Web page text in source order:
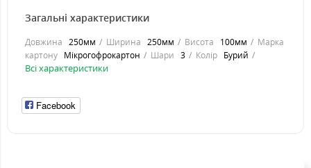
Загальні характеристики
Довжина 250мм Ширина 250мм Висота 100мм
Марка
картону Мікрогофрокартон Шари 3 Колір Бурий
Всі характеристики
Facebook